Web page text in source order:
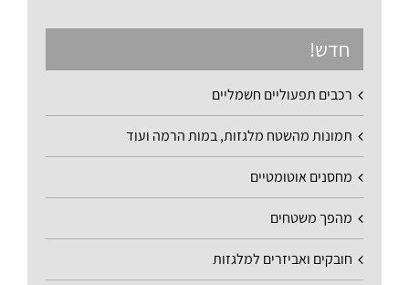
חדש!
רכבים תפעוליים חשמליים
תמונות מהשטח מלגזות, במות הרמה ועוד
מחסנים אוטומטיים
מהפך משטחים
חובקים ואביזרים למלגזות